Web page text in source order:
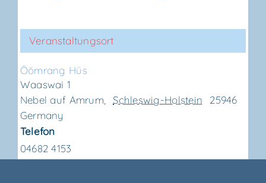
Veranstaltungsort
Ööm­rang Hüs
Waaswai 1
Nebel auf Amrum
Schleswig-Holstein
25946
Germany
Telefon
04682 4153